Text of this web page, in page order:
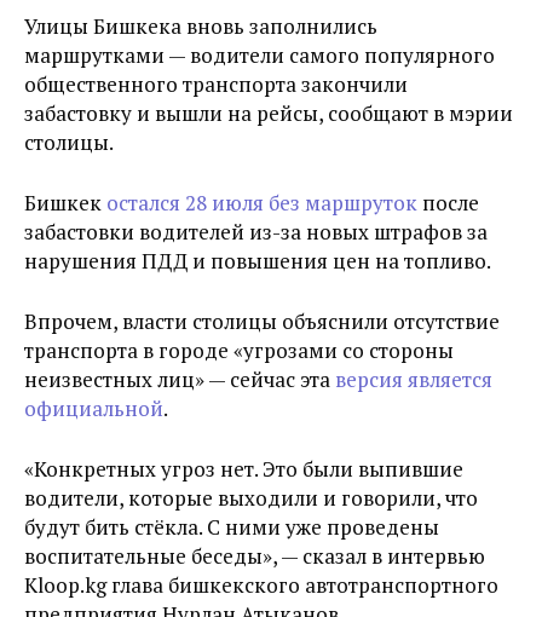
Улицы Бишкека вновь заполнились
маршрутками — водители самого популярного
общественного транспорта закончили
забастовку и вышли на рейсы, сообщают в мэрии
столицы.
Бишкек остался 28 июля без маршруток после
забастовки водителей из-за новых штрафов за
нарушения ПДД и повышения цен на топливо.
Впрочем, власти столицы объяснили отсутствие
транспорта в городе «угрозами со стороны
неизвестных лиц» — сейчас эта версия является
официальной.
«Конкретных угроз нет. Это были выпившие
водители, которые выходили и говорили, что
будут бить стёкла. С ними уже проведены
воспитательные беседы», — сказал в интервью
Kloop.kg глава бишкекского автотранспортного